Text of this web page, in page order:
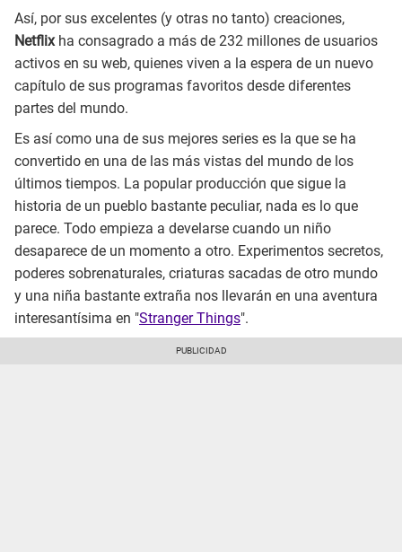
Así, por sus excelentes (y otras no tanto) creaciones,
Netflix ha consagrado a más de 232 millones de usuarios
activos en su web, quienes viven a la espera de un nuevo
capítulo de sus programas favoritos desde diferentes
partes del mundo.
Es así como una de sus mejores series es la que se ha
convertido en una de las más vistas del mundo de los
últimos tiempos. La popular producción que sigue la
historia de un pueblo bastante peculiar, nada es lo que
parece. Todo empieza a develarse cuando un niño
desaparece de un momento a otro. Experimentos secretos,
poderes sobrenaturales, criaturas sacadas de otro mundo
y una niña bastante extraña nos llevarán en una aventura
interesantísima en "Stranger Things".